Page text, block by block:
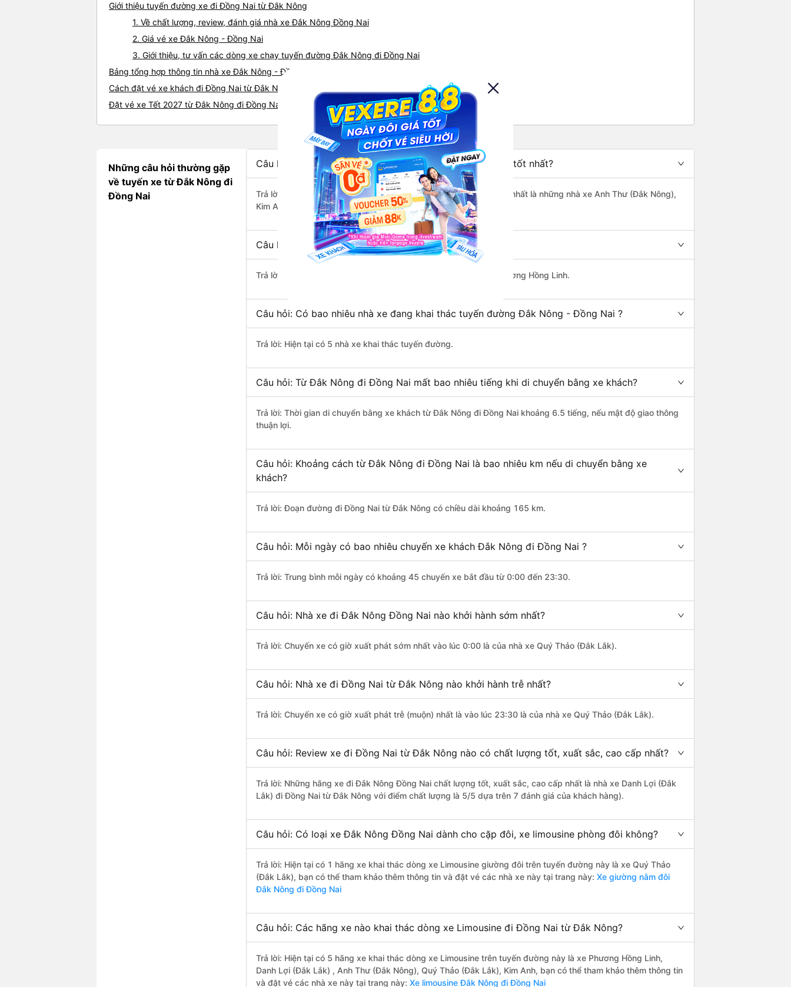
Giới thiệu tuyến đường xe đi Đồng Nai từ Đắk Nông
1. Về chất lượng, review, đánh giá nhà xe Đắk Nông Đồng Nai
2. Giá vé xe Đắk Nông - Đồng Nai
3. Giới thiệu, tư vấn các dòng xe chạy tuyến đường Đắk Nông đi Đồng Nai
Bảng tổng hợp thông tin nhà xe Đắk Nông - Đồng Nai
Cách đặt vé xe khách đi Đồng Nai từ Đắk Nông nhanh và uy tín nhất
Đặt vé xe Tết 2027 từ Đắk Nông đi Đồng Nai
Những câu hỏi thường gặp
về tuyến xe từ Đắk Nông đi
Đồng Nai
Câu hỏi: Nhà xe đi Đồng Nai từ Đắk Nông được đánh giá tốt nhất?
Trả lời: Xe đi Đồng Nai từ Đắk Nông được đánh giá chất lượng tốt nhất là những nhà xe Anh Thư (Đắk Nông),
Kim Anh, Quý Thảo (Đắk Lắk).
Câu hỏi: Xe nào đi Đồng Nai có giá rẻ nhất?
Trả lời: Vé xe rẻ nhất có mức giá là 320.000 đồng của nhà xe Phương Hồng Linh.
Câu hỏi: Có bao nhiêu nhà xe đang khai thác tuyến đường Đắk Nông - Đồng Nai ?
Trả lời: Hiện tại có 5 nhà xe khai thác tuyến đường.
Câu hỏi: Từ Đắk Nông đi Đồng Nai mất bao nhiêu tiếng khi di chuyển bằng xe khách?
Trả lời: Thời gian di chuyển bằng xe khách từ Đắk Nông đi Đồng Nai khoảng 6.5 tiếng, nếu mật độ giao thông
thuận lợi.
Câu hỏi: Khoảng cách từ Đắk Nông đi Đồng Nai là bao nhiêu km nếu di chuyển bằng xe
khách?
Trả lời: Đoạn đường đi Đồng Nai từ Đắk Nông có chiều dài khoảng 165 km.
Câu hỏi: Mỗi ngày có bao nhiêu chuyến xe khách Đắk Nông đi Đồng Nai ?
Trả lời: Trung bình mỗi ngày có khoảng 45 chuyến xe bắt đầu từ 0:00 đến 23:30.
Câu hỏi: Nhà xe đi Đắk Nông Đồng Nai nào khởi hành sớm nhất?
Trả lời: Chuyến xe có giờ xuất phát sớm nhất vào lúc 0:00 là của nhà xe Quý Thảo (Đắk Lắk).
Câu hỏi: Nhà xe đi Đồng Nai từ Đắk Nông nào khởi hành trễ nhất?
Trả lời: Chuyến xe có giờ xuất phát trễ (muộn) nhất là vào lúc 23:30 là của nhà xe Quý Thảo (Đắk Lắk).
Câu hỏi: Review xe đi Đồng Nai từ Đắk Nông nào có chất lượng tốt, xuất sắc, cao cấp nhất?
Trả lời: Những hãng xe đi Đắk Nông Đồng Nai chất lượng tốt, xuất sắc, cao cấp nhất là nhà xe Danh Lợi (Đắk
Lắk) đi Đồng Nai từ Đắk Nông với điểm chất lượng là 5/5 dựa trên 7 đánh giá của khách hàng).
Câu hỏi: Có loại xe Đắk Nông Đồng Nai dành cho cặp đôi, xe limousine phòng đôi không?
Trả lời: Hiện tại có 1 hãng xe khai thác dòng xe Limousine giường đôi trên tuyến đường này là xe Quý Thảo
(Đắk Lắk), bạn có thể tham khảo thêm thông tin và đặt vé các nhà xe này tại trang này: Xe giường nằm đôi
Đắk Nông đi Đồng Nai
Câu hỏi: Các hãng xe nào khai thác dòng xe Limousine đi Đồng Nai từ Đắk Nông?
Trả lời: Hiện tại có 5 hãng xe khai thác dòng xe Limousine trên tuyến đường này là xe Phương Hồng Linh,
Danh Lợi (Đắk Lắk) , Anh Thư (Đắk Nông), Quý Thảo (Đắk Lắk), Kim Anh, bạn có thể tham khảo thêm thông tin
và đặt vé các nhà xe này tại trang này: Xe limousine Đắk Nông đi Đồng Nai